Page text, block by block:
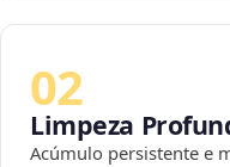
02
Limpeza
Acúmulo persistente e